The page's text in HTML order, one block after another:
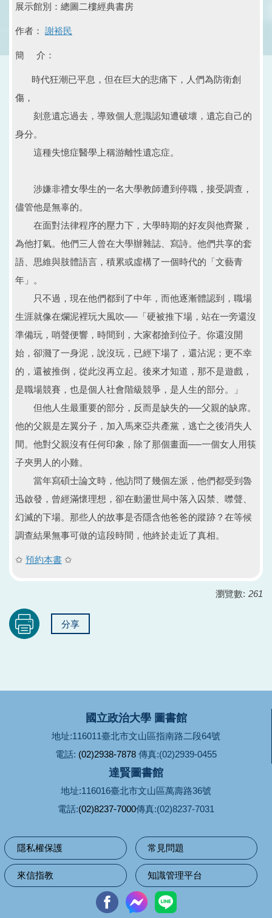
展示館別：總圖二樓經典書房
作者： 謝裕民
簡 介：
時代狂潮已平息，但在巨大的悲痛下，人們為防衛創
傷，
刻意遺忘過去，導致個人意識認知遭破壞，遺忘自己的
身分。
這種失憶症醫學上稱游離性遺忘症。
涉嫌非禮女學生的一名大學教師遭到停職，接受調查，
儘管他是無辜的。
在面對法律程序的壓力下，大學時期的好友與他齊聚，
為他打氣。他們三人曾在大學辦雜誌、寫詩。他們共享的套
語、思維與肢體語言，積累或虛構了一個時代的「文藝青
年」。
只不過，現在他們都到了中年，而他逐漸體認到，職場
生涯就像在爛泥裡玩大風吹──「硬被推下場，站在一旁還沒
準備玩，哨聲便響，時間到，大家都搶到位子。你還沒開
始，卻濺了一身泥，說沒玩，已經下場了，還沾泥；更不幸
的，還被推倒，從此沒再立起。後來才知道，那不是遊戲，
是職場競賽，也是個人社會階級競爭，是人生的部分。」
但他人生最重要的部分，反而是缺失的──父親的缺席。
他的父親是左翼分子，加入馬來亞共產黨，逃亡之後消失人
間。他對父親沒有任何印象，除了那個畫面──一個女人用筷
子夾男人的小雞。
當年寫碩士論文時，他訪問了幾個左派，他們都受到魯
迅啟發，曾經滿懷理想，卻在動盪世局中落入囚禁、噤聲、
幻滅的下場。那些人的故事是否隱含他爸爸的蹤跡？在等候
調查結果無事可做的這段時間，他終於走近了真相。
✩ 預約本書 ✩
瀏覽數: 261
分享
國立政治大學 圖書館
地址:116011臺北市文山區指南路二段64號
電話: (02)2938-7878 傳真:(02)2939-0455
達賢圖書館
地址:116016臺北市文山區萬壽路36號
電話:(02)8237-7000傳真:(02)8237-7031
隱私權保護 常見問題
來信指教 知識管理平台